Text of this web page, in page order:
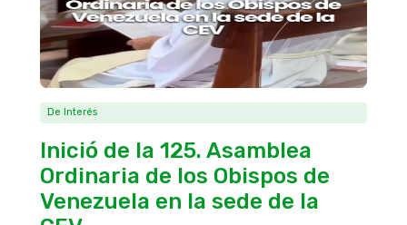
De Interés
Inició de la 125. Asamblea
Ordinaria de los Obispos de
Venezuela en la sede de la